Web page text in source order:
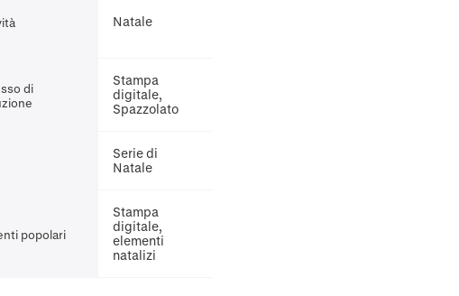
Natale
di
Stampa
digitale,
Spazzolato
Serie di
Natale
popolari
Stampa
digitale,
elementi
natalizi